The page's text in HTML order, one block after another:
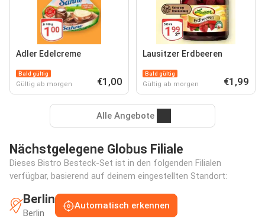
Adler Edelcreme
Bald gültig
Gültig ab morgen €1,00
Lausitzer Erdbeeren
Bald gültig
Gültig ab morgen €1,99
Alle Angebote
Nächstgelegene Globus Filiale
Dieses Bistro Besteck-Set ist in den folgenden Filialen
verfügbar, basierend auf deinem eingestellten Standort:
Berlin
Berlin
Automatisch erkennen